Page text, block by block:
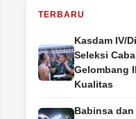
TERBARU
Kasdam IV/
Seleksi
Gelombang
Kualitas
Babinsa